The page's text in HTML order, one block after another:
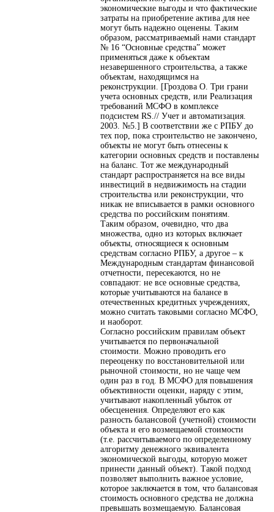
экономические выгоды и что фактические
затраты на приобретение актива для нее
могут быть надежно оценены. Таким
образом, рассматриваемый нами стандарт
№ 16 “Основные средства” может
применяться даже к объектам
незавершенного строительства, а также
объектам, находящимся на
реконструкции. [Гроздова О. Три грани
учета основных средств, или Реализация
требований МСФО в комплексе
подсистем RS.// Учет и автоматизация.
2003. №5.] В соответствии же с РПБУ до
тех пор, пока строительство не закончено,
объекты не могут быть отнесены к
категории основных средств и поставлены
на баланс. Тот же международный
стандарт распространяется на все виды
инвестиций в недвижимость на стадии
строительства или реконструкции, что
никак не вписывается в рамки основного
средства по российским понятиям.
Таким образом, очевидно, что два
множества, одно из которых включает
объекты, относящиеся к основным
средствам согласно РПБУ, а другое – к
Международным стандартам финансовой
отчетности, пересекаются, но не
совпадают: не все основные средства,
которые учитываются на балансе в
отечественных кредитных учреждениях,
можно считать таковыми согласно МСФО,
и наоборот.
Согласно российским правилам объект
учитывается по первоначальной
стоимости. Можно проводить его
переоценку по восстановительной или
рыночной стоимости, но не чаще чем
один раз в год. В МСФО для повышения
объективности оценки, наряду с этим,
учитывают накопленный убыток от
обесценения. Определяют его как
разность балансовой (учетной) стоимости
объекта и его возмещаемой стоимости
(т.е. рассчитываемого по определенному
алгоритму денежного эквивалента
экономической выгоды, которую может
принести данный объект). Такой подход
позволяет выполнить важное условие,
которое заключается в том, что балансовая
стоимость основного средства не должна
превышать возмещаемую. Балансовая